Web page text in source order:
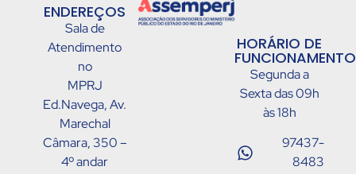
ENDEREÇOS
Sala de
Atendimento
no
MPRJ
Ed.Navega, Av.
Marechal
Câmara, 350 –
4º andar
HORÁRIO DE
Segunda a
Sexta das 09h
às 18h
97437-
8483